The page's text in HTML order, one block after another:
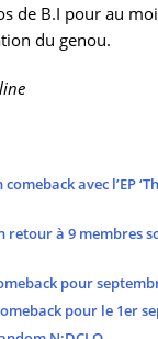
de B.I pour au
du genou.
avec l’EP
retour à 9 membres
pour
pour le 1er